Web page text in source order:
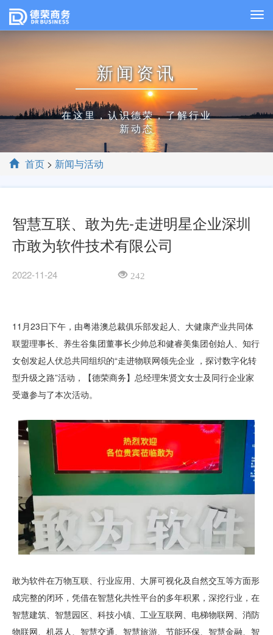
新闻资讯
在这里，认识德荣，了解行业
新动态
首页 > 新闻与活动
智慧互联、敢为先-走进明星企业深圳
市敢为软件技术有限公司
2022-11-24 242
11月23日下午，由粤港澳总裁俱乐部发起人、大健康产业共同体
联盟理事长、养生谷集团董事长少帅总和健睿美集团创始人、知行
女创发起人伏总共同组织的“走进物联网领先企业 ，探讨数字化转
型升级之路”活动，【德荣商务】总经理朱贤文女士及同行企业家
受邀参与了本次活动。
敢为软件在万物互联、行业应用、大屏可视化及自然交互等方面形
成完整的闭环，凭借在智慧化共性平台的多年积累，深挖行业，在
智慧建筑、智慧园区、科技小镇、工业互联网、电梯物联网、消防
物联网、机器人、智慧交通、智慧旅游、节能环保、智慧金融、智